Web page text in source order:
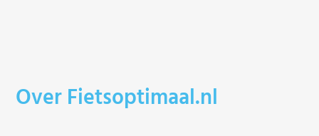
Over Fietsoptimaal.nl